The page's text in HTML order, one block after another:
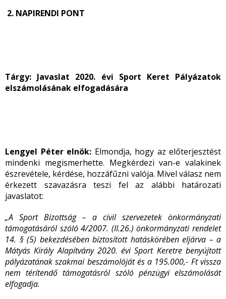
2. NAPIRENDI PONT
Tárgy: Javaslat 2020. évi Sport Keret Pályázatok
elszámolásának elfogadására
Lengyel Péter elnök: Elmondja, hogy az előterjesztést
mindenki megismerhette. Megkérdezi van-e valakinek
észrevétele, kérdése, hozzáfűzni valója. Mivel válasz nem
érkezett szavazásra teszi fel az alábbi határozati
javaslatot:
„A Sport Bizottság – a civil szervezetek önkormányzati
támogatásáról szóló 4/2007. (II.26.) önkormányzati rendelet
14. § (5) bekezdésében biztosított hatáskörében eljárva – a
Mátyás Király Alapítvány 2020. évi Sport Keretre benyújtott
pályázatának szakmai beszámolóját és a 195.000,- Ft vissza
nem térítendő támogatásról szóló pénzügyi elszámolását
elfogadja.